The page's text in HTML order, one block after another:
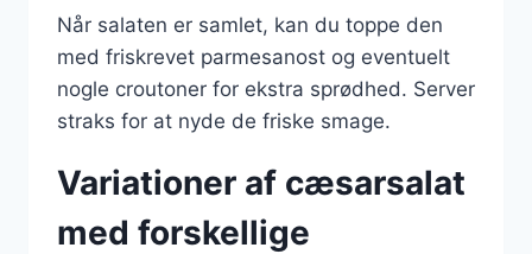
Når salaten er samlet, kan du toppe den
med friskrevet parmesanost og eventuelt
nogle croutoner for ekstra sprødhed. Server
straks for at nyde de friske smage.
Variationer af cæsarsalat
med forskellige